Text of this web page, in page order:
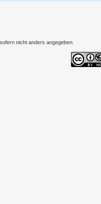
nicht anders angegeben.